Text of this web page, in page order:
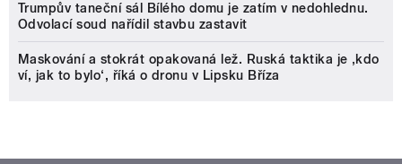
Trumpův taneční sál Bílého domu je zatím v nedohlednu.
Odvolací soud nařídil stavbu zastavit
Maskování a stokrát opakovaná lež. Ruská taktika je ‚kdo
ví, jak to bylo‘, říká o dronu v Lipsku Bříza